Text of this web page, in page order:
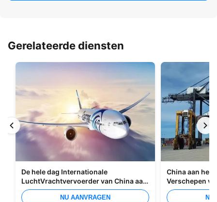
Gerelateerde diensten
De hele dag Internationale
LuchtVrachtvervoerder van China aan
Manilla
NU AANVRAGEN
China aan het
Verschepen
Overzees
NU